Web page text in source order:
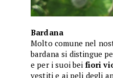
Bardana
Molto comune nel
bardana si distingue
e per i suoi bei fiori
vestiti e ai peli degli